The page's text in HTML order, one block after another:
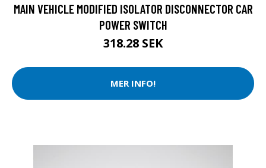
MAIN VEHICLE MODIFIED ISOLATOR DISCONNECTOR CAR
POWER SWITCH
318.28 SEK
MER INFO!